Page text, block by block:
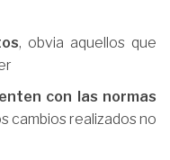
, obvia aquellos que
con las normas
cambios realizados no